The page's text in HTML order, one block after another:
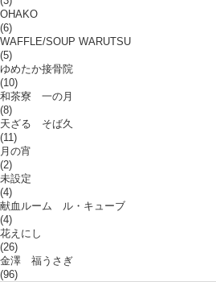
OHAKO
(6)
WAFFLE/SOUP WARUTSU
(5)
ゆめたか接骨院
(10)
和茶寮 一の月
(8)
天ざる そば久
(11)
月の宵
(2)
未設定
(4)
献血ルーム ル・キューブ
(4)
花えにし
(26)
金澤 福うさぎ
(96)